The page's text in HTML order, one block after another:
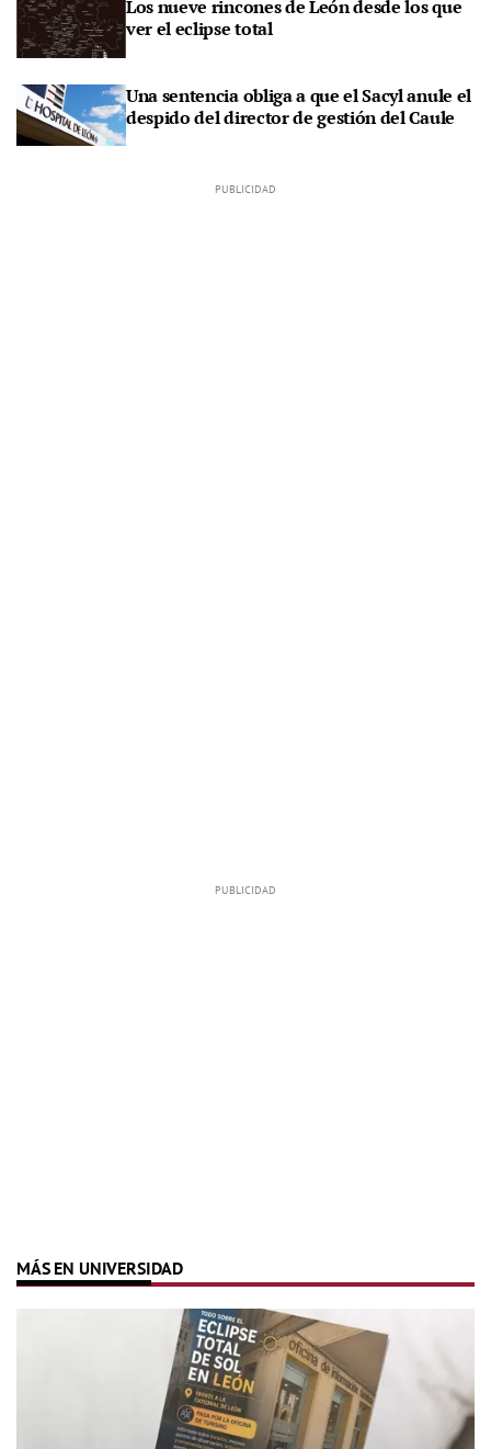
Los nueve rincones de León desde los que
ver el eclipse total
Una sentencia obliga a que el Sacyl anule el
despido del director de gestión del Caule
MÁS EN UNIVERSIDAD